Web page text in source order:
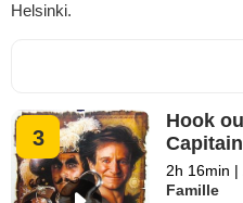
Helsinki.
3
Hook
2h 16min |
Famille